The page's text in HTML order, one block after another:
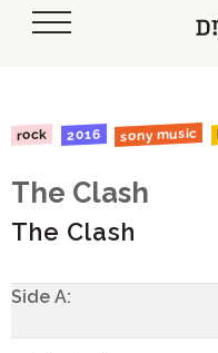
rock 2016 sony music
The Clash
The Clash
Side A: